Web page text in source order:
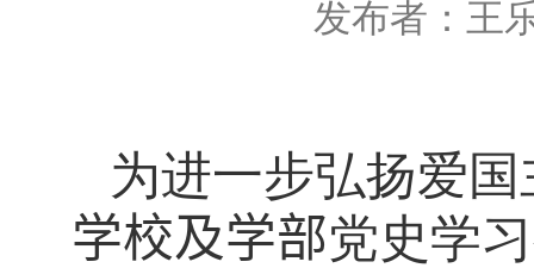
发布者：王
为进一步弘扬爱
学校及学部党史学